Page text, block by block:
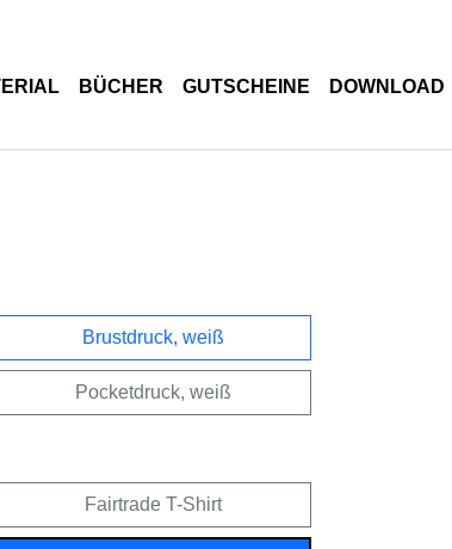
BÜCHER GUTSCHEINE DOWNLOAD
Brustdruck, weiß
Pocketdruck, weiß
Fairtrade T-Shirt